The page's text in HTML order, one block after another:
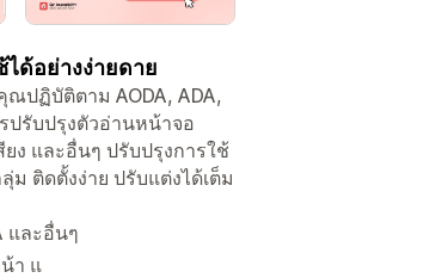
ด้อย่างง่ายดาย
ปฏิบัติตาม AODA, ADA,
ปรับปรุงตัวอ่านหน้าจอ
ง และอื่นๆ ปรับปรุงการใช้
ติดตั้งง่าย ปรับแต่งได้เต็ม
และอื่นๆ
า แ